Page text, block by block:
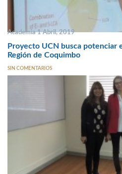
Academia 1 Abril, 2019
Proyecto UCN busca potenciar
Región de Coquimbo
SIN COMENTARIOS